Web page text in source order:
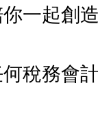
一起創
稅務會